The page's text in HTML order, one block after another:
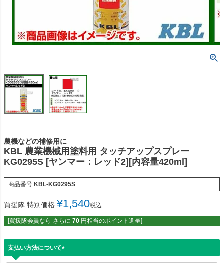
農機などの補修用に
KBL 農業機械用塗料用 タッチアップスプレー
KG0295S [ヤンマー：レッド2][内容量420ml]
商品番号 KBL-KG0295S
買援隊 特別価格 ¥1,540税込
[買援隊会員なら さらに 70 円相当のポイント進呈]
支払い方法について
(